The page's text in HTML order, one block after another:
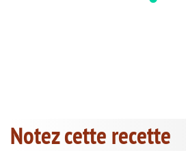
Notez cette recette